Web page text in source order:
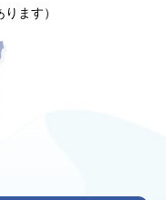
ます）